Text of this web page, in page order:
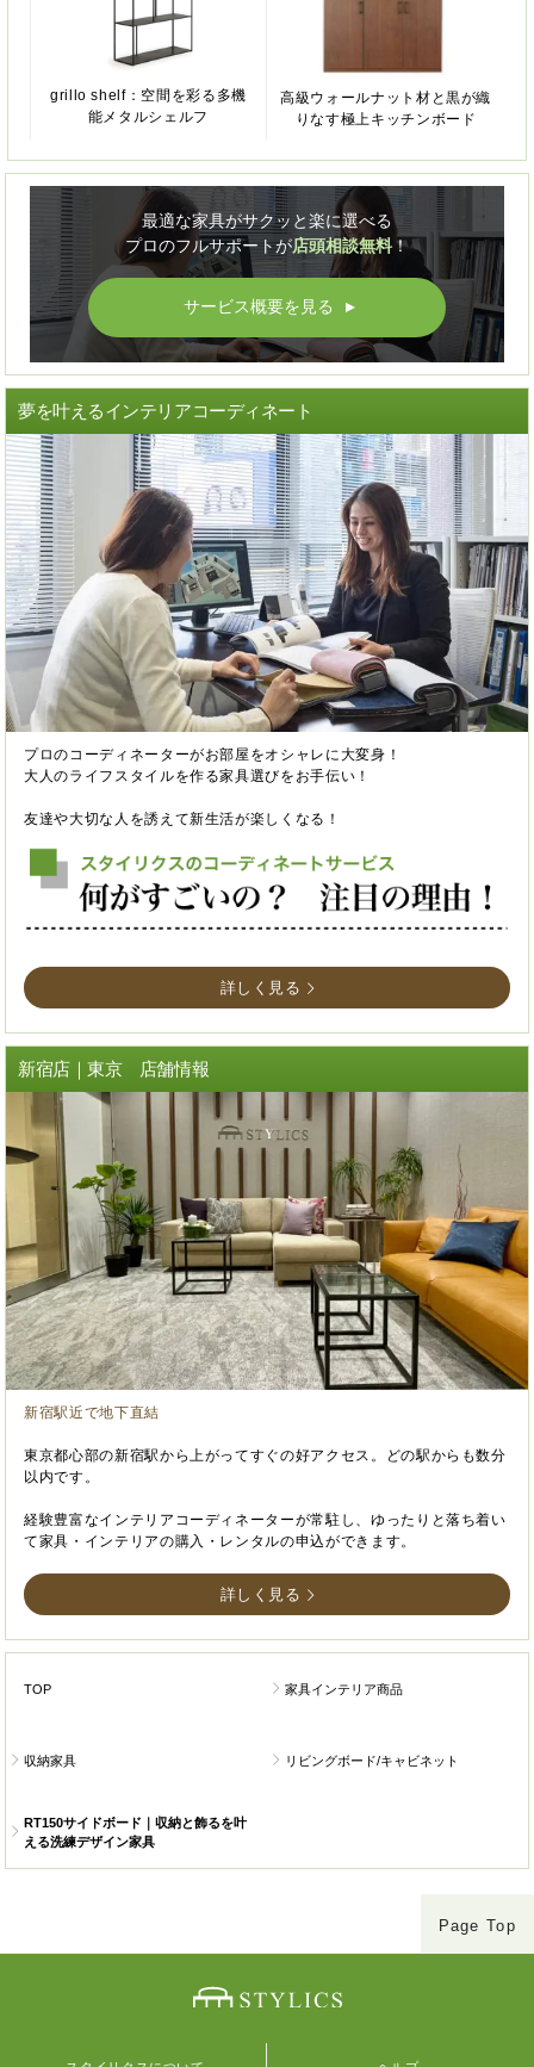
grillo shelf：空間を彩る多機
能メタルシェルフ
高級ウォールナット材と黒が織
りなす極上キッチンボード
最適な家具がサクッと楽に選べる
プロのフルサポートが店頭相談無料！
サービス概要を見る ▲
夢を叶えるインテリアコーディネート
プロのコーディネーターがお部屋をオシャレに大変身！
大人のライフスタイルを作る家具選びをお手伝い！
友達や大切な人を誘えて新生活が楽しくなる！
詳しく見る
新宿店｜東京 店舗情報
新宿駅近で地下直結
東京都心部の新宿駅から上がってすぐの好アクセス。どの駅からも数分
以内です。
経験豊富なインテリアコーディネーターが常駐し、ゆったりと落ち着い
て家具・インテリアの購入・レンタルの申込ができます。
詳しく見る
TOP 家具インテリア商品
収納家具 リビングボード/キャビネット
RT150サイドボード｜収納と飾るを叶
える洗練デザイン家具
Page Top